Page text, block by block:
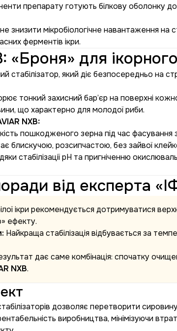
препарату готують білкову оболонку до
знизити мікробіологічне навантаження на
ферментів ікри.
«Броня» для
стабілізатор, який діє безпосередньо на
тонкий захисний бар’єр на поверхні
що характерно для молодої риби.
NXB:
пошкодженого зерна під час фасування
блискучою, розсипчастою, без зайвої
стабілізації рН та пригніченню
від експерта
ікри рекомендується дотримуватися
ефекту.
Найкраща стабілізація відбувається за
дає саме комбінація: спочатку
NXB.
дозволяє перетворити
виробництва, мінімізуючи